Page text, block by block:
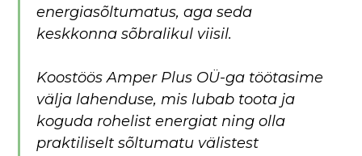
energiasõltumatus, aga seda
keskkonna sõbralikul viisil.
Koostöös Amper Plus OÜ-ga töötasime
välja lahenduse, mis lubab toota ja
koguda rohelist energiat ning olla
praktiliselt sõltumatu välistest